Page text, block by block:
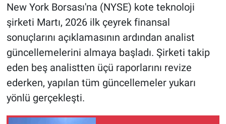
New York Borsası'na (NYSE) kote teknoloji
şirketi Martı, 2026 ilk çeyrek finansal
sonuçlarını açıklamasının ardından analist
güncellemelerini almaya başladı. Şirketi takip
eden beş analistten üçü raporlarını revize
ederken, yapılan tüm güncellemeler yukarı
yönlü gerçekleşti.